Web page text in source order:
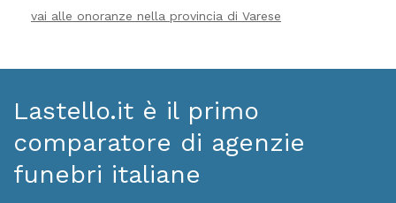
vai alle onoranze nella provincia di Varese
Lastello.it è il primo
comparatore di agenzie
funebri italiane